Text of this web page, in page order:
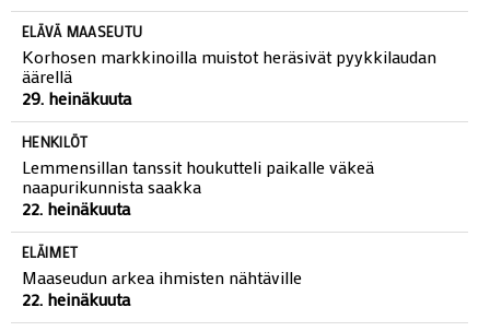
ELÄVÄ MAASEUTU
Korhosen markkinoilla muistot heräsivät pyykkilaudan
äärellä
29. heinäkuuta
HENKILÖT
Lemmensillan tanssit houkutteli paikalle väkeä
naapurikunnista saakka
22. heinäkuuta
ELÄIMET
Maaseudun arkea ihmisten nähtäville
22. heinäkuuta